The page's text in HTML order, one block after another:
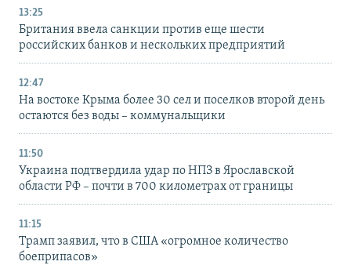
13:25
Британия ввела санкции против еще шести
российских банков и нескольких предприятий
12:47
На востоке Крыма более 30 сел и поселков второй день
остаются без воды – коммунальщики
11:50
Украина подтвердила удар по НПЗ в Ярославской
области РФ – почти в 700 километрах от границы
11:15
Трамп заявил, что в США «огромное количество
боеприпасов»